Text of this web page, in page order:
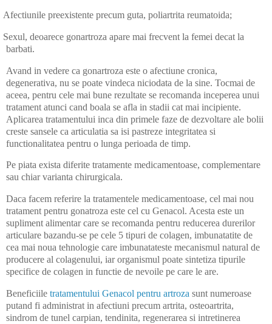
Afectiunile preexistente precum guta, poliartrita reumatoida;
Sexul, deoarece gonartroza apare mai frecvent la femei decat la
barbati.
Avand in vedere ca gonartroza este o afectiune cronica,
degenerativa, nu se poate vindeca niciodata de la sine. Tocmai de
aceea, pentru cele mai bune rezultate se recomanda inceperea unui
tratament atunci cand boala se afla in stadii cat mai incipiente.
Aplicarea tratamentului inca din primele faze de dezvoltare ale bolii
creste sansele ca articulatia sa isi pastreze integritatea si
functionalitatea pentru o lunga perioada de timp.
Pe piata exista diferite tratamente medicamentoase, complementare
sau chiar varianta chirurgicala.
Daca facem referire la tratamentele medicamentoase, cel mai nou
tratament pentru gonatroza este cel cu Genacol. Acesta este un
supliment alimentar care se recomanda pentru reducerea durerilor
articulare bazandu-se pe cele 5 tipuri de colagen, imbunatatite de
cea mai noua tehnologie care imbunatateste mecanismul natural de
producere al colagenului, iar organismul poate sintetiza tipurile
specifice de colagen in functie de nevoile pe care le are.
Beneficiile tratamentului Genacol pentru artroza sunt numeroase
putand fi administrat in afectiuni precum artrita, osteoartrita,
sindrom de tunel carpian, tendinita, regenerarea si intretinerea